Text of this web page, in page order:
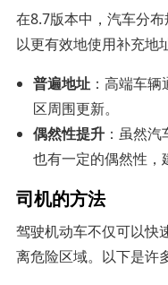
在8.7版本中，汽车分
以更有效地使用补充地
普遍地址 ：高端车
区周围更新。
偶然性提升 ：虽然
也有一定的偶然性，
司机的方法
驾驶机动车不仅可以快
离危险区域。以下是许